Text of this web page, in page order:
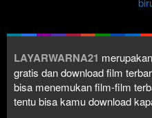
LAYARWARNA21
gratis dan download film
bisa menemukan film-film
tentu bisa kamu download